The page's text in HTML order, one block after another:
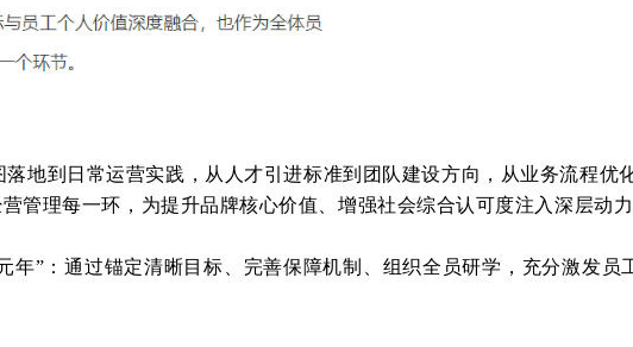
落地到日常运营实践，从人才引进标准到团队建设方向，从业务流程
管理每一环，为提升品牌核心价值、增强社会综合认可度注入深层动力
年”：通过锚定清晰目标、完善保障机制、组织全员研学，充分激发